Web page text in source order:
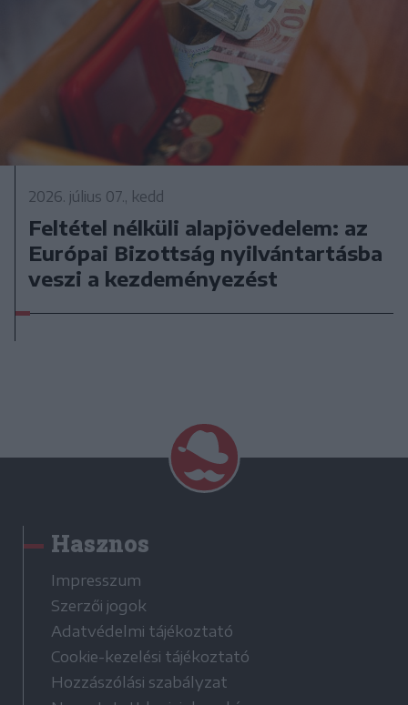
2026. július 07., kedd
Feltétel nélküli alapjövedelem: az
Európai Bizottság nyilvántartásba
veszi a kezdeményezést
Hasznos
Impresszum
Szerzői jogok
Adatvédelmi tájékoztató
Cookie-kezelési tájékoztató
Hozzászólási szabályzat